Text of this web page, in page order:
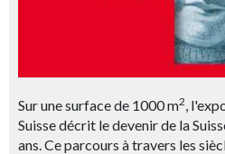
Sur une surface de 1000 m2,
Suisse décrit le devenir de la
ans. Ce parcours à travers les